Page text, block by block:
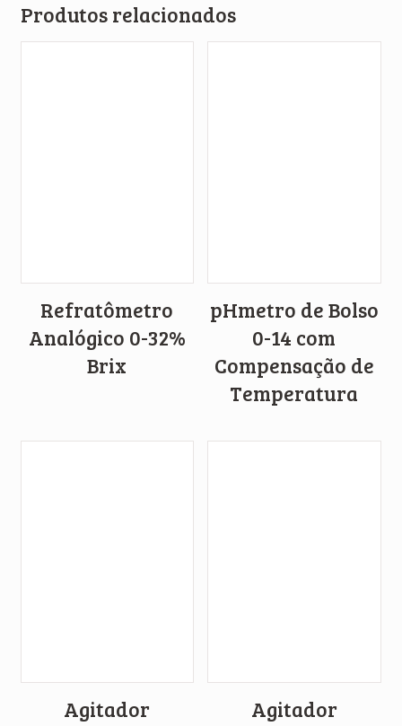
Produtos relacionados
Refratômetro
Analógico 0-32%
Brix
pHmetro de Bolso
0-14 com
Compensação de
Temperatura
Agitador
Agitador